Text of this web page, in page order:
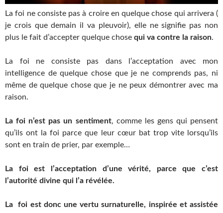
La foi ne consiste pas à croire en quelque chose qui arrivera (
je crois que demain il va pleuvoir), elle ne signifie pas non
plus le fait d’accepter quelque chose qui va contre la raison.
La foi ne consiste pas dans l’acceptation avec mon
intelligence de quelque chose que je ne comprends pas, ni
même de quelque chose que je ne peux démontrer avec ma
raison.
La foi n’est pas un sentiment, comme les gens qui pensent
qu’ils ont la foi parce que leur cœur bat trop vite lorsqu’ils
sont en train de prier, par exemple…
La foi est l’acceptation d’une vérité, parce que c’est
l’autorité divine qui l’a révélée.
La foi est donc une vertu surnaturelle, inspirée et assistée